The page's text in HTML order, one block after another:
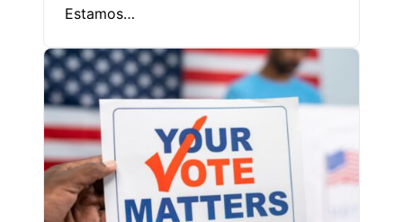
Estamos…